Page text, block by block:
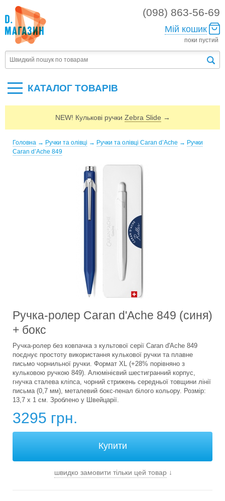
(098) 863-56-69
Мій кошик
поки пустий
КАТАЛОГ ТОВАРIВ
NEW! Кулькові ручки Zebra Slide →
Головна → Ручки та олівці → Ручки та олівці Caran d’Ache → Ручки
Caran d’Ache 849
Ручка-ролер Caran d'Ache 849 (синя)
+ бокс
Ручка-ролер без ковпачка з культової серії Caran d'Ache 849
поєднує простоту використання кулькової ручки та плавне
письмо чорнильної ручки. Формат XL (+28% порівняно з
кульковою ручкою 849). Алюмінієвий шестигранний корпус,
гнучка сталева кліпса, чорний стрижень середньої товщини лінії
письма (0,7 мм), металевий бокс-пенал білого кольору. Розмір:
13,7 х 1 см. Зроблено у Швейцарії.
3295 грн.
швидко замовити тільки цей товар↓